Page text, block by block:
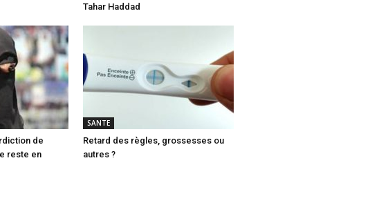
Tahar Haddad
de
reste en
SANTE
Retard des règles, grossesses ou
autres ?